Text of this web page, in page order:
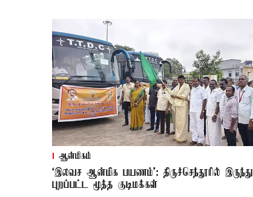
ஆன்மிகம்
‘இலவச ஆன்மிக பயணம்’: திருச்செந்தூரில் இருந்து
புறப்பட்ட மூத்த குடிமக்கள்